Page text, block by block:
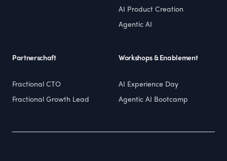
AI Product Creation
Agentic AI
Partnerschaft
Fractional CTO
Fractional Growth Lead
Workshops & Enablement
AI Experience Day
Agentic AI Bootcamp